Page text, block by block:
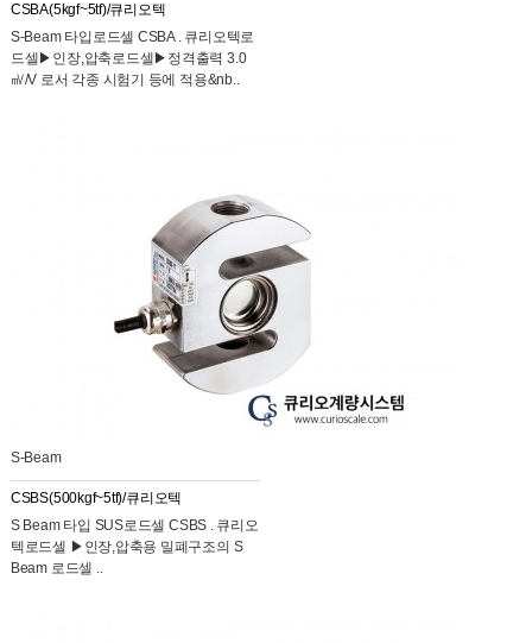
CSBA(5kgf~5tf)/큐리오텍
S-Beam 타입로드셀 CSBA . 큐리오텍로
드셀​▶인장,압축로드셀▶정격출력 3.0
㎷/V 로서 각종 시험기 등에 적용&nb..
S-Beam
CSBS(500kgf~5tf)/큐리오텍
S Beam 타입 SUS로드셀 CSBS . 큐리오
텍로드셀 ▶인장,압축용 밀폐구조의 S
Beam 로드셀 ..